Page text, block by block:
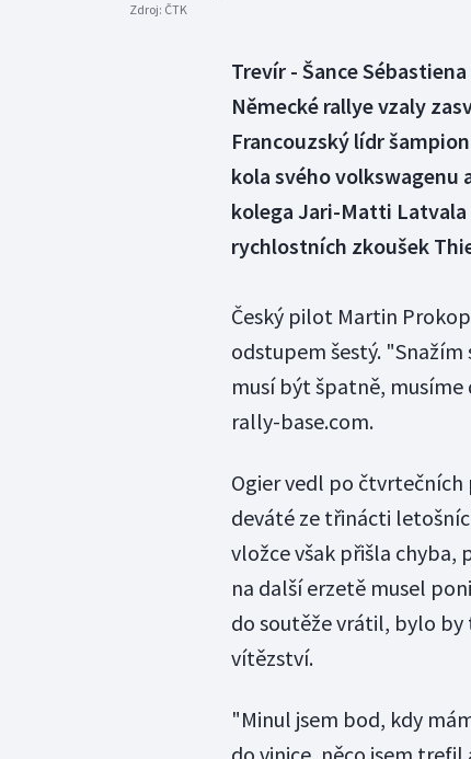
Zdroj: ČTK
Trevír - Šance
Německé rallye vzaly
Francouzský lídr
kola svého volkswagenu
kolega Jari-Matti
rychlostních zkoušek
Český pilot Martin
odstupem šestý.
musí být špatně,
rally-base.com.
Ogier vedl po čtvrtečních
deváté ze třinácti
vložce však přišla chyba,
na další erzetě musel
do soutěže vrátil, bylo by
vítězství.
"Minul jsem bod, kdy